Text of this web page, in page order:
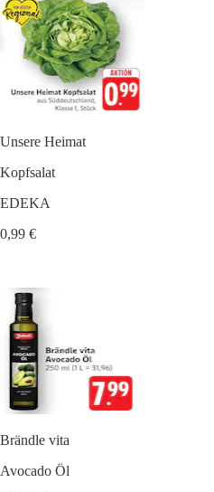
Unsere Heimat
Kopfsalat
EDEKA
0,99 €
Brändle vita
Avocado Öl